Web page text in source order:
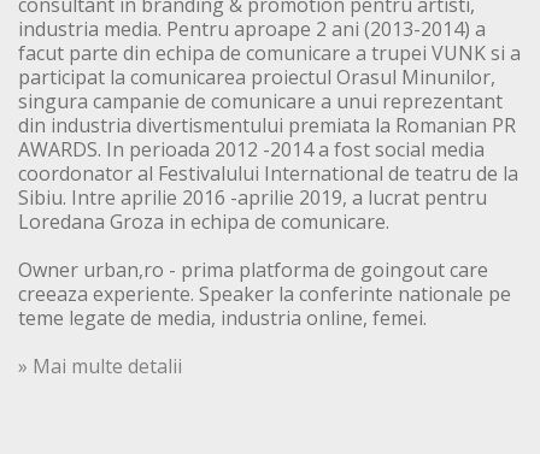
industria media. Pentru aproape 2 ani (2013-2014) a
facut parte din echipa de comunicare a trupei VUNK si a
participat la comunicarea proiectul Orasul Minunilor,
singura campanie de comunicare a unui reprezentant
din industria divertismentului premiata la Romanian PR
AWARDS. In perioada 2012 -2014 a fost social media
coordonator al Festivalului International de teatru de la
Sibiu. Intre aprilie 2016 -aprilie 2019, a lucrat pentru
Loredana Groza in echipa de comunicare.
Owner urban,ro - prima platforma de goingout care
creeaza experiente. Speaker la conferinte nationale pe
teme legate de media, industria online, femei.
» Mai multe detalii